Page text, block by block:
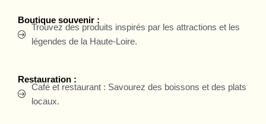
Boutique souvenir :
Trouvez des produits inspirés par les attractions et les
légendes de la Haute-Loire.
Restauration :
Café et restaurant : Savourez des boissons et des plats
locaux.